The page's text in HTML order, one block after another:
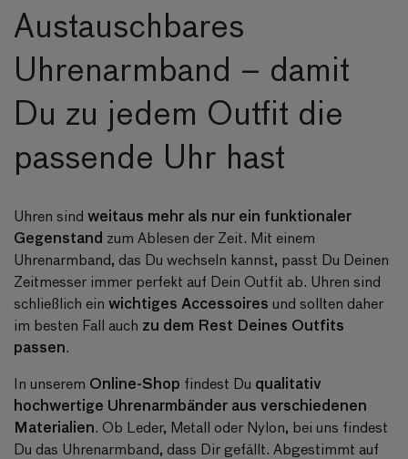
Austauschbares
Uhrenarmband – damit
Du zu jedem Outfit die
passende Uhr hast
Uhren sind weitaus mehr als nur ein funktionaler
Gegenstand zum Ablesen der Zeit. Mit einem
Uhrenarmband, das Du wechseln kannst, passt Du Deinen
Zeitmesser immer perfekt auf Dein Outfit ab. Uhren sind
schließlich ein wichtiges Accessoires und sollten daher
im besten Fall auch zu dem Rest Deines Outfits
passen.
In unserem Online-Shop findest Du qualitativ
hochwertige Uhrenarmbänder aus verschiedenen
Materialien. Ob Leder, Metall oder Nylon, bei uns findest
Du das Uhrenarmband, dass Dir gefällt. Abgestimmt auf